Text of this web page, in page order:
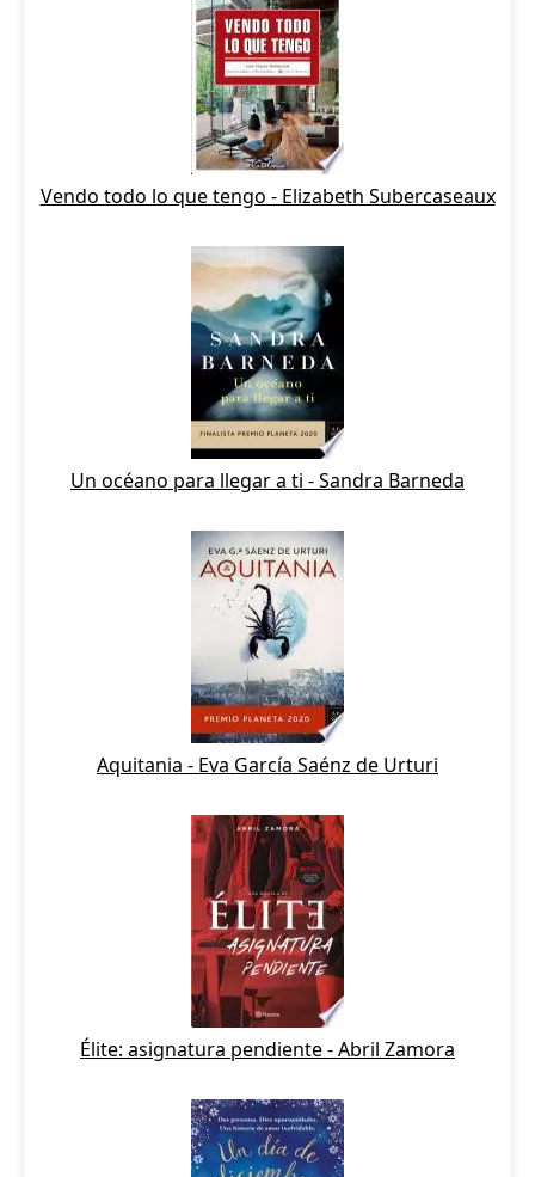
Vendo todo lo que tengo - Elizabeth Subercaseaux
Un océano para llegar a ti - Sandra Barneda
Aquitania - Eva García Saénz de Urturi
Élite: asignatura pendiente - Abril Zamora